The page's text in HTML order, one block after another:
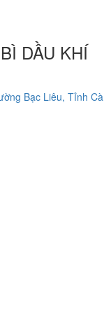
DẦU KHÍ
Bạc Liêu, Tỉnh Cà